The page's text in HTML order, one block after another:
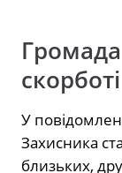
скорботі
У
Захисника
близьких,